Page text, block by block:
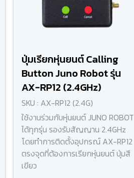
ปุ่มเรียกหุ่นยนต์ Calling
Button Juno Robot รุ่น
AX-RP12 (2.4GHz)
SKU : AX-RP12 (2.4G)
ใช้งานร่วมกับหุ่นยนต์ JUNO ROBOT
ได้ทุกรุ่น รองรับสัญญาน 2.4GHz
โดยทำการติดตั้งอุปกรณ์ AX-RP12
ตรงจุดที่ต้องการเรียกหุ่นยนต์ ปุ่มสี
เขียว